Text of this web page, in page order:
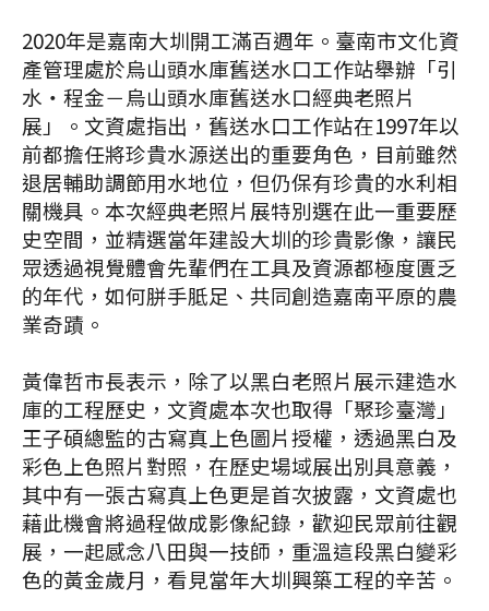
2020年是嘉南大圳開工滿百週年。臺南市文化資
產管理處於烏山頭水庫舊送水口工作站舉辦「引
水‧程金－烏山頭水庫舊送水口經典老照片
展」。文資處指出，舊送水口工作站在1997年以
前都擔任將珍貴水源送出的重要角色，目前雖然
退居輔助調節用水地位，但仍保有珍貴的水利相
關機具。本次經典老照片展特別選在此一重要歷
史空間，並精選當年建設大圳的珍貴影像，讓民
眾透過視覺體會先輩們在工具及資源都極度匱乏
的年代，如何胼手胝足、共同創造嘉南平原的農
業奇蹟。
黃偉哲市長表示，除了以黑白老照片展示建造水
庫的工程歷史，文資處本次也取得「聚珍臺灣」
王子碩總監的古寫真上色圖片授權，透過黑白及
彩色上色照片對照，在歷史場域展出別具意義，
其中有一張古寫真上色更是首次披露，文資處也
藉此機會將過程做成影像紀錄，歡迎民眾前往觀
展，一起感念八田與一技師，重溫這段黑白變彩
色的黃金歲月，看見當年大圳興築工程的辛苦。